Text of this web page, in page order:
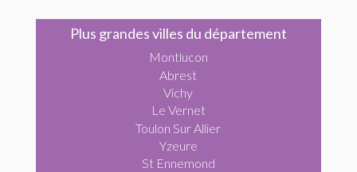
Plus grandes villes du département
Montlucon
Abrest
Vichy
Le Vernet
Toulon Sur Allier
Yzeure
St Ennemond